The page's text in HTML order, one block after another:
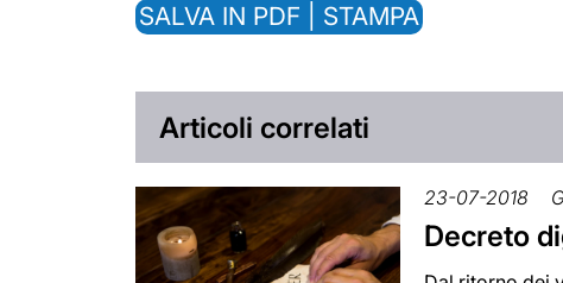
SALVA IN PDF | STAMPA
Articoli correlati
23-07-2018
Decreto